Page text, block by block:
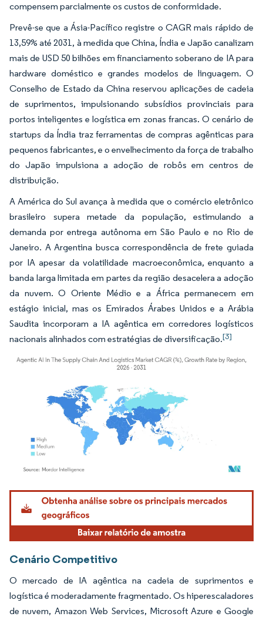
compensem parcialmente os custos de conformidade.
Prevê-se que a Ásia-Pacífico registre o CAGR mais rápido de
13,59% até 2031, à medida que China, Índia e Japão canalizam
mais de USD 50 bilhões em financiamento soberano de IA para
hardware doméstico e grandes modelos de linguagem. O
Conselho de Estado da China reservou aplicações de cadeia
de suprimentos, impulsionando subsídios provinciais para
portos inteligentes e logística em zonas francas. O cenário de
startups da Índia traz ferramentas de compras agênticas para
pequenos fabricantes, e o envelhecimento da força de trabalho
do Japão impulsiona a adoção de robôs em centros de
distribuição.
A América do Sul avança à medida que o comércio eletrônico
brasileiro supera metade da população, estimulando a
demanda por entrega autônoma em São Paulo e no Rio de
Janeiro. A Argentina busca correspondência de frete guiada
por IA apesar da volatilidade macroeconômica, enquanto a
banda larga limitada em partes da região desacelera a adoção
da nuvem. O Oriente Médio e a África permanecem em
estágio inicial, mas os Emirados Árabes Unidos e a Arábia
Saudita incorporam a IA agêntica em corredores logísticos
nacionais alinhados com estratégias de diversificação.[3]
Imagem © Mordor Intelligence. O reuso requer atribuição conforme CC BY 4.0.
Cenário Competitivo
O mercado de IA agêntica na cadeia de suprimentos e
logística é moderadamente fragmentado. Os hiperescaladores
de nuvem, Amazon Web Services, Microsoft Azure e Google